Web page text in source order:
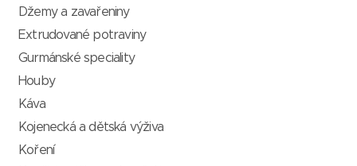
Džemy a zavařeniny
Extrudované potraviny
Gurmánské speciality
Houby
Káva
Kojenecká a dětská výživa
Koření